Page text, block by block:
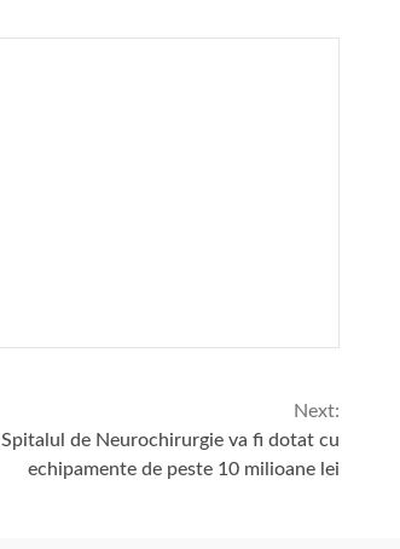
Next:
Spitalul de Neurochirurgie va fi dotat cu
echipamente de peste 10 milioane lei